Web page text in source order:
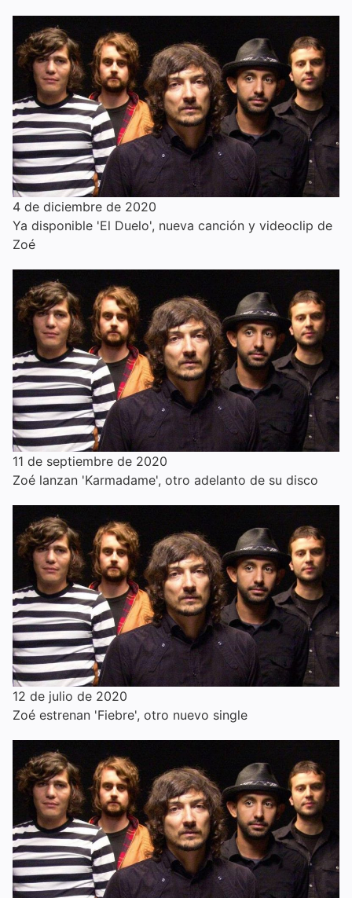
4 de diciembre de 2020
Ya disponible 'El Duelo', nueva canción y videoclip de
Zoé
11 de septiembre de 2020
Zoé lanzan 'Karmadame', otro adelanto de su disco
12 de julio de 2020
Zoé estrenan 'Fiebre', otro nuevo single